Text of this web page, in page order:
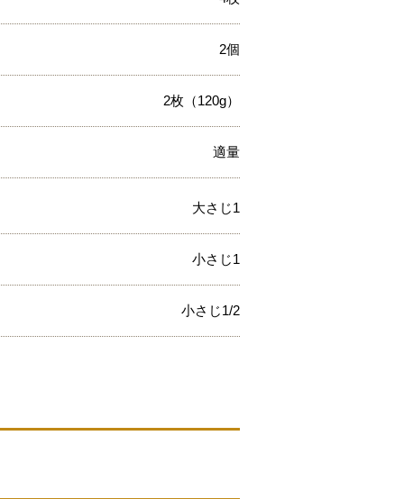
2個
2枚（120g）
適量
大さじ1
小さじ1
小さじ1/2